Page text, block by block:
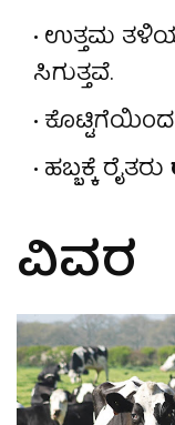
ಉತ್ತಮ
ಸಿಗುತ್ತವೆ.
ಹಬ್ಬಕ್ಕೆ ರೈತರು
ವಿವರ